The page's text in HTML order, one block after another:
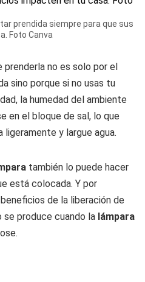
prendida siempre para que sus
Foto Canva
prenderla no es solo por el
sino porque si no usas tu
la humedad del ambiente
en el bloque de sal, lo que
ligeramente y largue agua.
también lo puede hacer
está colocada. Y por
de la liberación de
se produce cuando la lámpara